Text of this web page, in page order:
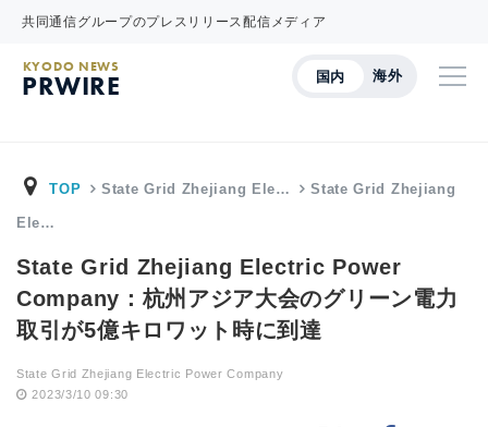
共同通信グループのプレスリリース配信メディア
国内 海外
KYODO NEWS
PRWIRE
TOP State Grid Zhejiang Ele… State Grid Zhejiang
Ele…
State Grid Zhejiang Electric Power
Company：杭州アジア大会のグリーン電力
取引が5億キロワット時に到達
State Grid Zhejiang Electric Power Company
2023/3/10 09:30